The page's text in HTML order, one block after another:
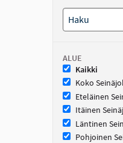
ALUE
Kaikki
Koko
Eteläinen
Itäinen
Läntinen
Pohjoinen